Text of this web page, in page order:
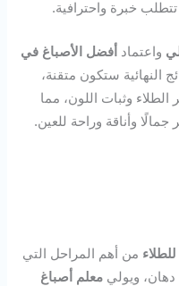
خبرة واحترافية.
واعتماد أفضل الأصباغ في
النهائية ستكون متقنة،
وثبات اللون، مما
وأناقة وراحة للعين.
من أهم المراحل التي
دهان، ويوليمعلم أصباغ